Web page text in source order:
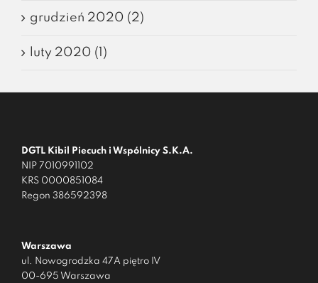
grudzień 2020 (2)
luty 2020 (1)
DGTL Kibil Piecuch i Wspólnicy S.K.A.
NIP 7010991102
KRS 0000851084
Regon 386592398
Warszawa
ul. Nowogrodzka 47A piętro IV
00-695 Warszawa